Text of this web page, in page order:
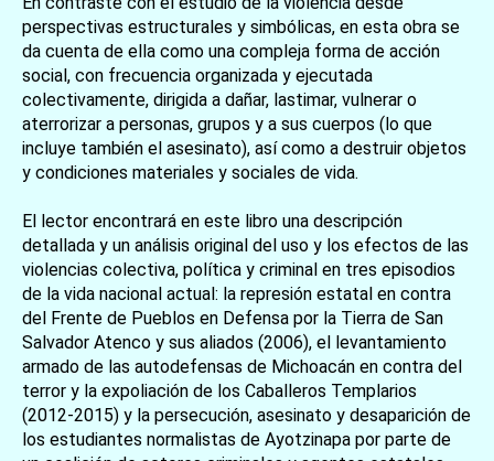
perspectivas estructurales y simbólicas, en esta obra se
da cuenta de ella como una compleja forma de acción
social, con frecuencia organizada y ejecutada
colectivamente, dirigida a dañar, lastimar, vulnerar o
aterrorizar a personas, grupos y a sus cuerpos (lo que
incluye también el asesinato), así como a destruir objetos
y condiciones materiales y sociales de vida.
El lector encontrará en este libro una descripción
detallada y un análisis original del uso y los efectos de las
violencias colectiva, política y criminal en tres episodios
de la vida nacional actual: la represión estatal en contra
del Frente de Pueblos en Defensa por la Tierra de San
Salvador Atenco y sus aliados (2006), el levantamiento
armado de las autodefensas de Michoacán en contra del
terror y la expoliación de los Caballeros Templarios
(2012-2015) y la persecución, asesinato y desaparición de
los estudiantes normalistas de Ayotzinapa por parte de